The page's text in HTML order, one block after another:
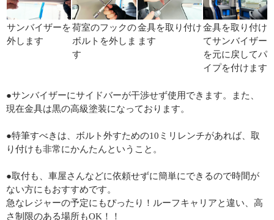
サンバイザーを
外します
荷室のフックの
ボルトを外しま
す
金具を取り付け
ます
金具を取り付け
てサンバイザー
を元に戻してパ
イプを付けます
●サンバイザーにサイドバーが干渉せず使用できます。また、
現在金具は黒の高級塗装になっております。
●特筆すべきは、ボルト外すための10ミリレンチがあれば、取
り付けも非常にかんたんということ。
●取付も、車屋さんなどに依頼せずに簡単にできるので時間が
ない方にもおすすめです。
急なレジャーの予定にもぴったり！ルーフキャリアと違い、高
さ制限のある場所もOK！！